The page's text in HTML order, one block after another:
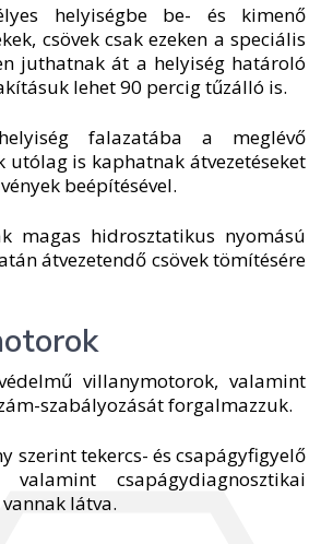
helyiségbe be- és kimenő
csövek csak ezeken a speciális
juthatnak át a helyiség határoló
lehet 90 percig tűzálló is.
falazatába a meglévő
utólag is kaphatnak átvezetéseket
beépítésével.
magas hidrosztatikus nyomású
átvezetendő csövek tömítésére
villanymotorok, valamint
szabályozását forgalmazzuk.
szerint tekercs- és csapágyfigyelő
valamint csapágydiagnosztikai
látva.